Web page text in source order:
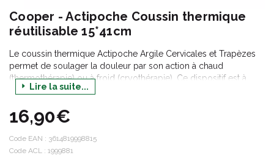
Cooper - Actipoche Coussin thermique
réutilisable 15*41cm
Le coussin thermique Actipoche Argile Cervicales et Trapèzes
permet de soulager la douleur par son action à chaud
(thermothérapie) ou à froid (cryothérapie). Ce dispositif est à
base d'argile d'origine naturelle pour soulager vos douleurs
Son format ergonomique lui permet de soulager les douleurs
Utilisations à chaud :
Lire la suite...
16,90€
Code EAN : 3614819998815
Code ACL : 1999881